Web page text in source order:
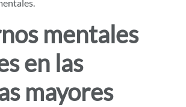
mentales
en las
mayores